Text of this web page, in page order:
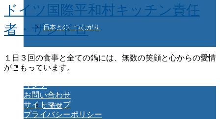
日本との つながり
ご協力ください
ご寄付
ドイツ国際平和村キッチン責任
者・ザンドロ
１日３回の食事と全ての鍋には、無数の笑顔と心からの愛情
がこもっています。
リンク
お問い合わせ
サイトマップ
プライバシーポリシー